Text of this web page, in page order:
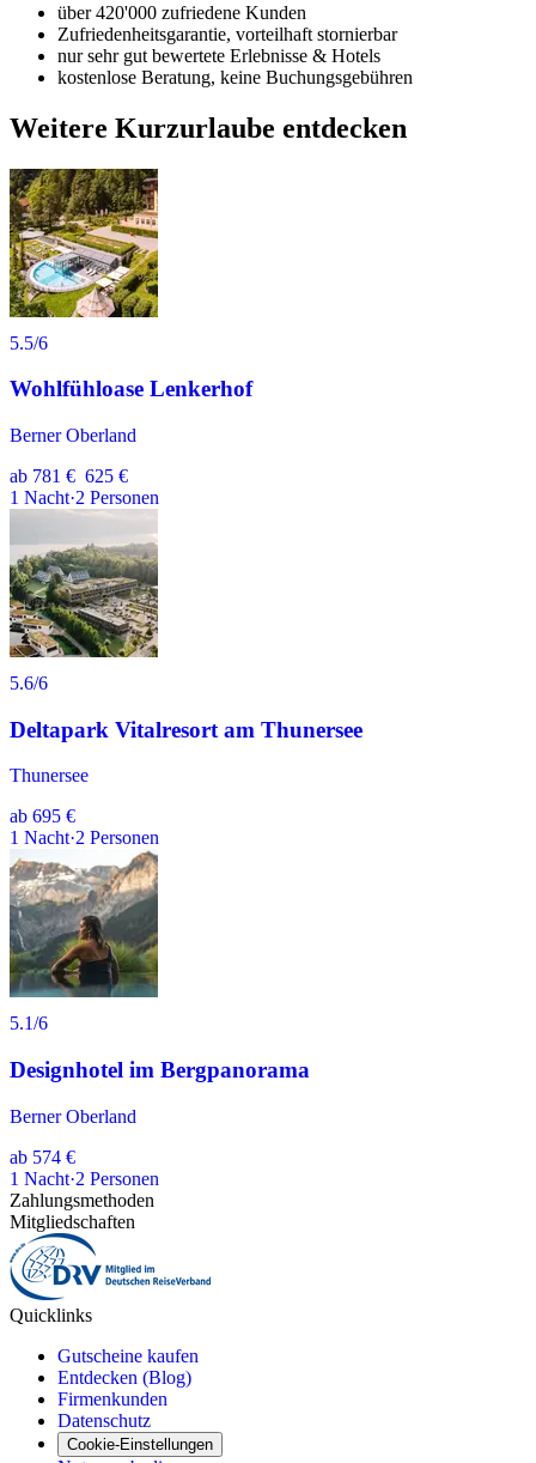
über 420'000 zufriedene Kunden
Zufriedenheitsgarantie, vorteilhaft stornierbar
nur sehr gut bewertete Erlebnisse & Hotels
kostenlose Beratung, keine Buchungsgebühren
Weitere Kurzurlaube entdecken
5.5/6
Wohlfühloase Lenkerhof
Berner Oberland
ab 781 € 625 €
1 Nacht·2 Personen
5.6/6
Deltapark Vitalresort am Thunersee
Thunersee
ab 695 €
1 Nacht·2 Personen
5.1/6
Designhotel im Bergpanorama
Berner Oberland
ab 574 €
1 Nacht·2 Personen
Zahlungsmethoden
Mitgliedschaften
Quicklinks
Gutscheine kaufen
Entdecken (Blog)
Firmenkunden
Datenschutz
Cookie-Einstellungen